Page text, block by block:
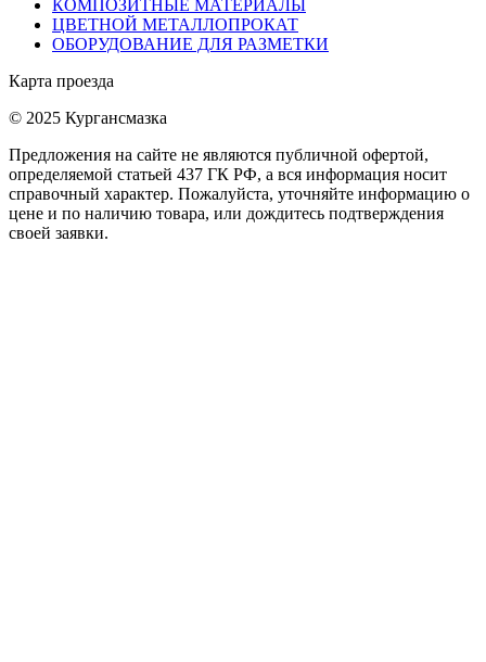
КОМПОЗИТНЫЕ МАТЕРИАЛЫ
ЦВЕТНОЙ МЕТАЛЛОПРОКАТ
ОБОРУДОВАНИЕ ДЛЯ РАЗМЕТКИ
Карта проезда
© 2025 Кургансмазка
Предложения на сайте не являются публичной офертой,
определяемой статьей 437 ГК РФ, а вся информация носит
справочный характер. Пожалуйста, уточняйте информацию о
цене и по наличию товара, или дождитесь подтверждения
своей заявки.